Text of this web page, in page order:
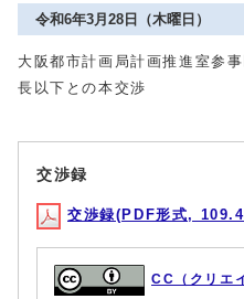
令和6年3月28日（木曜日）
大阪都市計画局計画推進室参
長以下との本交渉
交渉録
交渉録(PDF形式,
CC（クリエ